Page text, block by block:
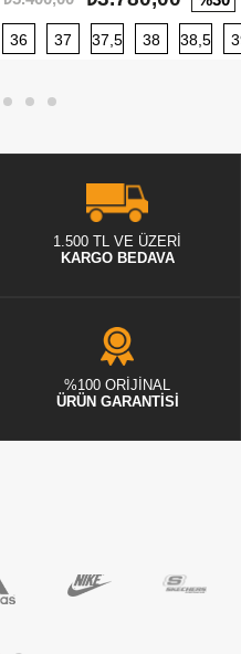
40 40,5 41 42 42,5
36 37 37,5 38 38,5
1.500 TL VE ÜZERİ
KARGO BEDAVA
%100 ORİJİNAL
ÜRÜN GARANTİSİ